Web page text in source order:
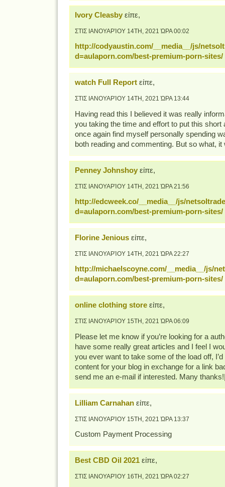
Ivory Cleasbyείπε,
ΣΤΙΣ ΙΑΝΟΥΑΡΊΟΥ 14TH, 2021 ΏΡΑ 00:02
http://codyaustin.com/__media__/js/
d=aulaporn.com/best-premium-porn-sites/
watch Full Reportείπε,
ΣΤΙΣ ΙΑΝΟΥΑΡΊΟΥ 14TH, 2021 ΏΡΑ 13:44
Having read this I believed it was really
you taking the time and effort to put this short
once again find myself personally spending
both reading and commenting. But so what, it
Penney Johnshoyείπε,
ΣΤΙΣ ΙΑΝΟΥΑΡΊΟΥ 14TH, 2021 ΏΡΑ 21:56
http://edcweek.co/__media__/js/
d=aulaporn.com/best-premium-porn-sites/
Florine Jeniousείπε,
ΣΤΙΣ ΙΑΝΟΥΑΡΊΟΥ 14TH, 2021 ΏΡΑ 22:27
http://michaelscoyne.com/__media__/js/
d=aulaporn.com/best-premium-porn-sites/
online clothing storeείπε,
ΣΤΙΣ ΙΑΝΟΥΑΡΊΟΥ 15TH, 2021 ΏΡΑ 06:09
Please let me know if you’re looking for a
have some really great articles and I feel I
you ever want to take some of the load off,
content for your blog in exchange for a link
send me an e-mail if interested. Many
Lilliam Carnahanείπε,
ΣΤΙΣ ΙΑΝΟΥΑΡΊΟΥ 15TH, 2021 ΏΡΑ 13:37
Custom Payment Processing
Best CBD Oil 2021είπε,
ΣΤΙΣ ΙΑΝΟΥΑΡΊΟΥ 16TH, 2021 ΏΡΑ 02:27